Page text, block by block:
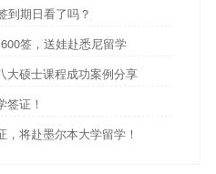
到期日看了吗？
签，送娃赴悉尼留学
大硕士课程成功案例分享
证！
将赴墨尔本大学留学！